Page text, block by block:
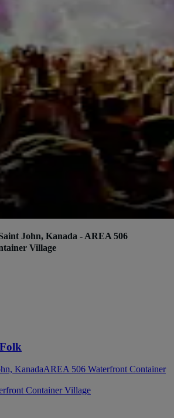
John, Kanada - AREA 506
Village
KanadaAREA 506 Waterfront Container
Container Village